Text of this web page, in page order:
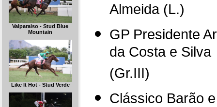
Valparaiso - Stud Blue
Mountain
Like It Hot - Stud Verde
Almeida (L.)
GP Presidente
da Costa e Silva
(Gr.III)
Clássico Barão e